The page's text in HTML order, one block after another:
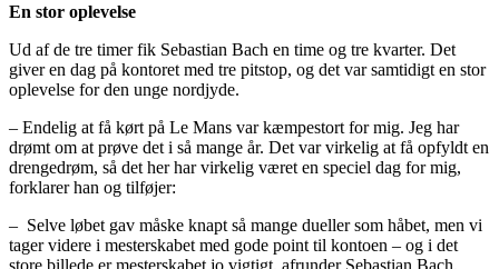
En stor oplevelse
Ud af de tre timer fik Sebastian Bach en time og tre kvarter. Det
giver en dag på kontoret med tre pitstop, og det var samtidigt en stor
oplevelse for den unge nordjyde.
– Endelig at få kørt på Le Mans var kæmpestort for mig. Jeg har
drømt om at prøve det i så mange år. Det var virkelig at få opfyldt en
drengedrøm, så det her har virkelig været en speciel dag for mig,
forklarer han og tilføjer:
– Selve løbet gav måske knapt så mange dueller som håbet, men vi
tager videre i mesterskabet med gode point til kontoen – og i det
store billede er mesterskabet jo vigtigt, afrunder Sebastian Bach.